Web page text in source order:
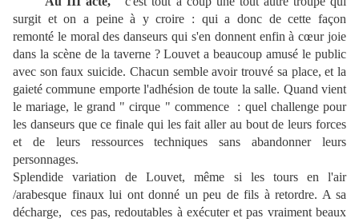
surgit et on a peine à y croire : qui a donc de cette façon
remonté le moral des danseurs qui s'en donnent enfin à cœur joie
dans la scène de la taverne ? Louvet a beaucoup amusé le public
avec son faux suicide. Chacun semble avoir trouvé sa place, et la
gaieté commune emporte l'adhésion de toute la salle. Quand vient
le mariage, le grand " cirque " commence : quel challenge pour
les danseurs que ce finale qui les fait aller au bout de leurs forces
et de leurs ressources techniques sans abandonner leurs
personnages.
Splendide variation de Louvet, même si les tours en l'air
/arabesque finaux lui ont donné un peu de fils à retordre. A sa
décharge, ces pas, redoutables à exécuter et pas vraiment beaux